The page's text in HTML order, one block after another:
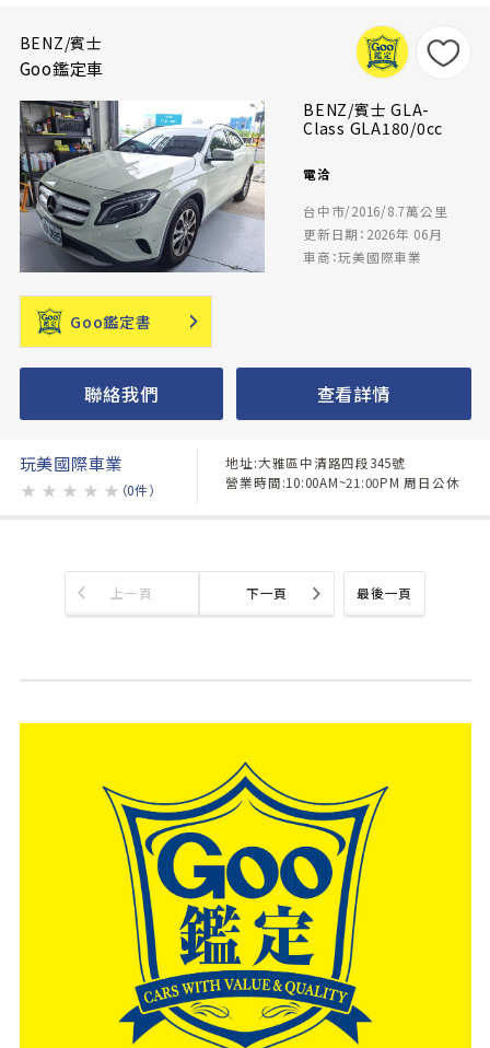
BENZ/賓士
Goo鑑定車
BENZ/賓士 GLA-
Class GLA180/0cc
電洽
台中市/2016/8.7萬公里
更新日期：2026年 06月
車商：玩美國際車業
Goo鑑定書
聯絡我們 查看詳情
玩美國際車業
★ ★ ★ ★ ★ （0件）
地址:大雅區中清路四段345號
營業時間:10:00AM~21:00PM 周日公休
最後一頁
上一頁 下一頁